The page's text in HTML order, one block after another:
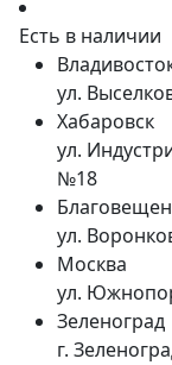
Есть в наличии
ул.
Хабаровск
ул.
№18
ул.
Москва
ул.
Зеленоград
г.